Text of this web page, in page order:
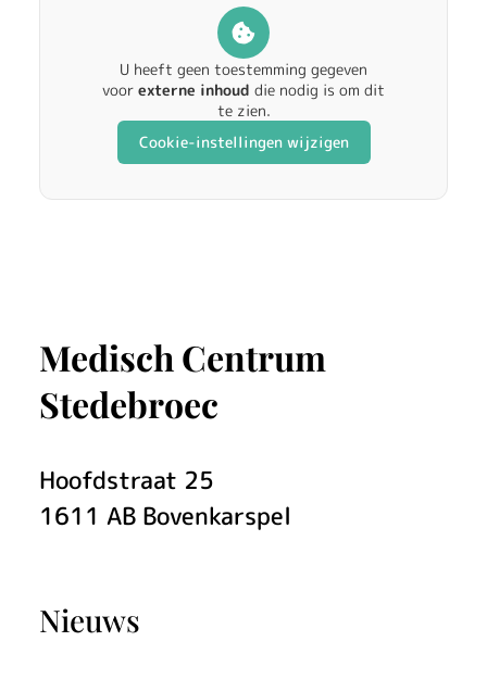
U heeft geen toestemming gegeven
voor externe inhoud die nodig is om dit
te zien.
Cookie-instellingen wijzigen
Medisch Centrum
Stedebroec
Hoofdstraat 25
1611 AB Bovenkarspel
Nieuws